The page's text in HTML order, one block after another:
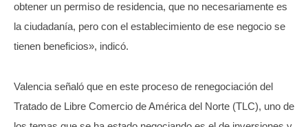
obtener un permiso de residencia, que no necesariamente es
la ciudadanía, pero con el establecimiento de ese negocio se
tienen beneficios», indicó.
Valencia señaló que en este proceso de renegociación del
Tratado de Libre Comercio de América del Norte (TLC), uno de